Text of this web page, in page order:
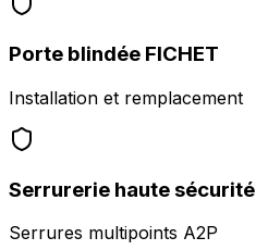
Porte blindée FICHET
Installation et remplacement
Serrurerie haute sécurité
Serrures multipoints A2P